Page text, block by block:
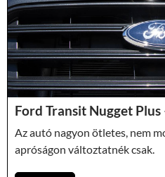
Ford Transit Nugget Plus
Az autó nagyon ötletes, nem
apróságon változtatnék csak.